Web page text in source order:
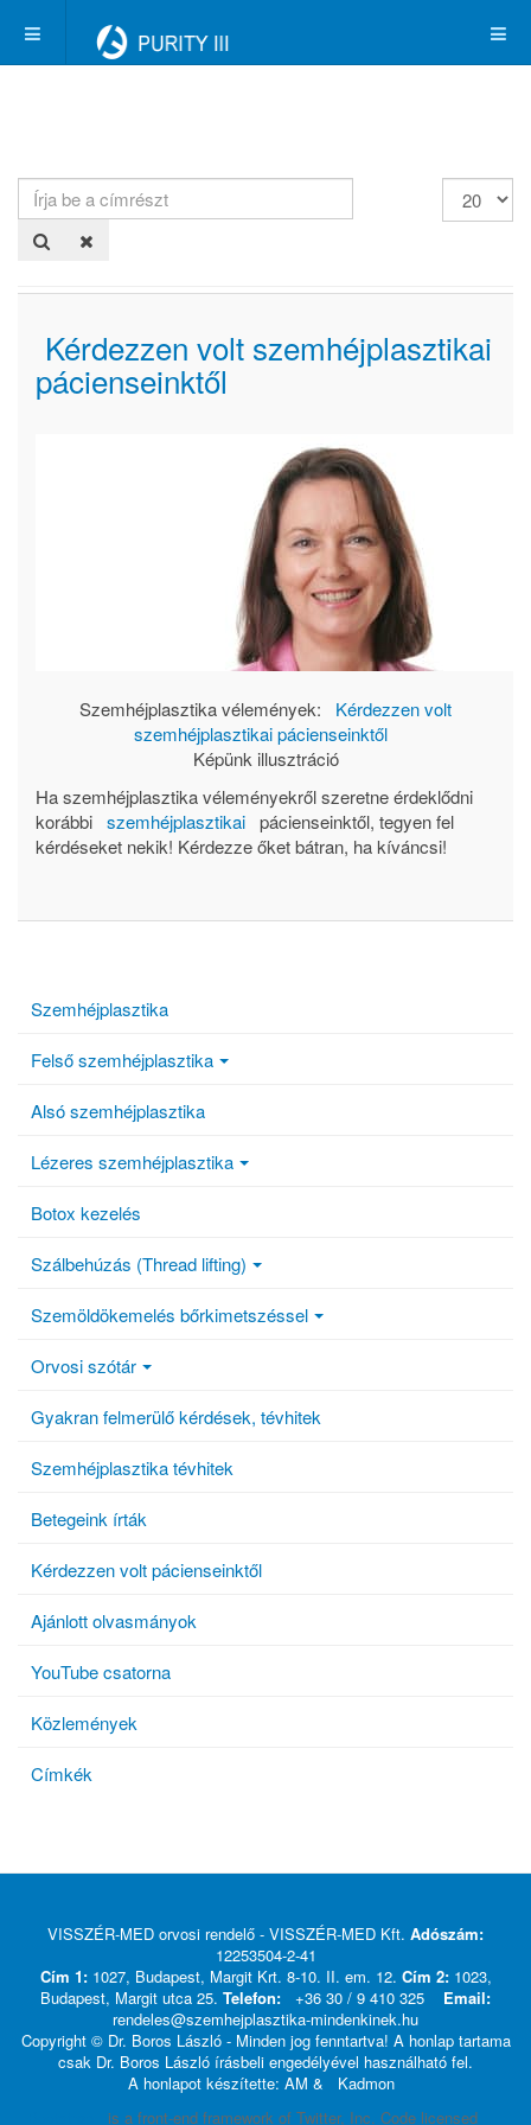
Írja
be
Tételek
#
Kérdezzen volt szemhéjplasztikai
pácienseinktől
Szemhéjplasztika vélemények:
Kérdezzen volt
szemhéjplasztikai pácienseinktől
Képünk illusztráció
Ha szemhéjplasztika véleményekről szeretne érdeklődni
korábbi szemhéjplasztikai pácienseinktől, tegyen fel
kérdéseket nekik! Kérdezze őket bátran, ha kíváncsi!
Szemhéjplasztika
Felső szemhéjplasztika
Alsó szemhéjplasztika
Lézeres szemhéjplasztika
Botox kezelés
Szálbehúzás (Thread lifting)
Szemöldökemelés bőrkimetszéssel
Orvosi szótár
Gyakran felmerülő kérdések, tévhitek
Szemhéjplasztika tévhitek
Betegeink írták
Kérdezzen volt pácienseinktől
Ajánlott olvasmányok
YouTube csatorna
Közlemények
Címkék
VISSZÉR-MED orvosi rendelő - VISSZÉR-MED Kft. Adószám:
12253504-2-41
Cím 1:1027, Budapest, Margit Krt. 8-10. II. em. 12. Cím 2:1023,
Budapest, Margit utca 25. Telefon: +36 30 / 9 410 325
Email:
rendeles@szemhejplasztika-mindenkinek.hu
Copyright © Dr. Boros László - Minden jog fenntartva! A honlap tartama
csak Dr. Boros László írásbeli engedélyével használható fel.
A honlapot készítette: AM &
Kadmon
is a front-end framework of Twitter, Inc. Code licensed